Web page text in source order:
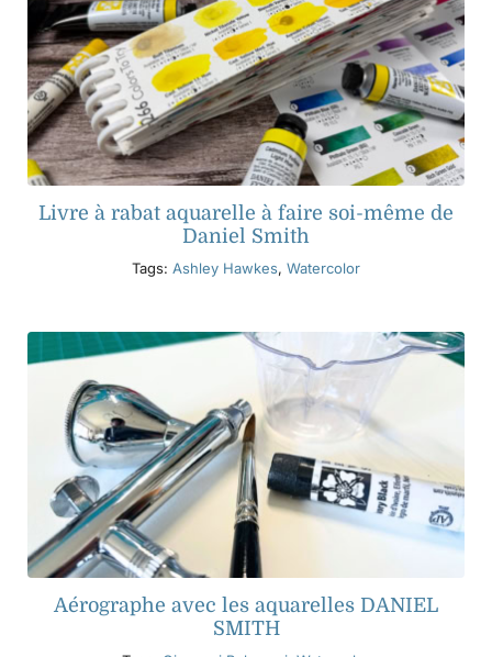
Livre à rabat aquarelle à faire soi-même de
Daniel Smith
Tags: Ashley Hawkes, Watercolor
Aérographe avec les aquarelles DANIEL
SMITH